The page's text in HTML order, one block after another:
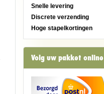
Snelle levering
Discrete verzending
Hoge stapelkortingen
Volg uw pakket online